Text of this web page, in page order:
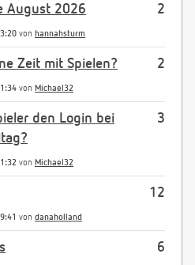
2
August 2026
von hannahsturm
2
Zeit mit Spielen?
von Michael32
3
den Login bei
von Michael32
12
von danaholland
6